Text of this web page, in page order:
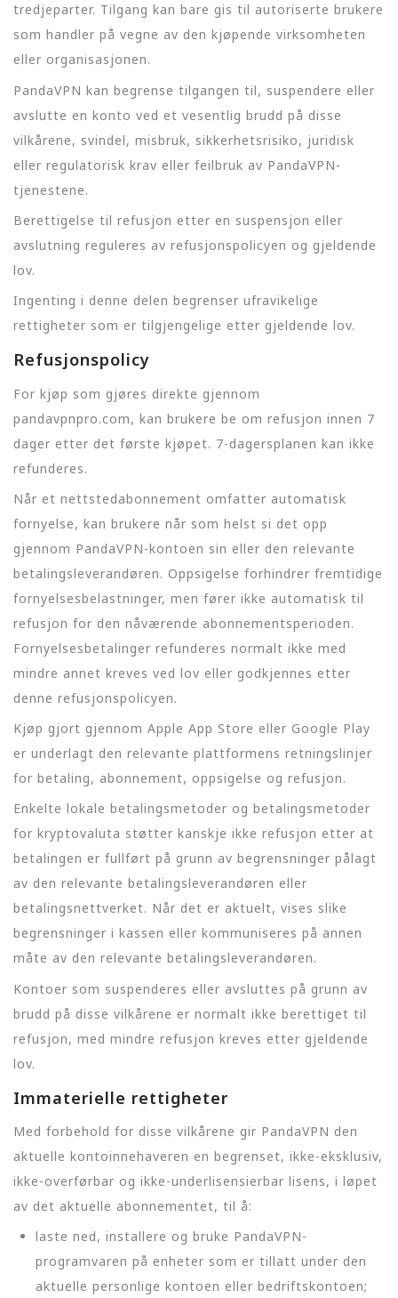
tredjeparter. Tilgang kan bare gis til autoriserte brukere
som handler på vegne av den kjøpende virksomheten
eller organisasjonen.
PandaVPN kan begrense tilgangen til, suspendere eller
avslutte en konto ved et vesentlig brudd på disse
vilkårene, svindel, misbruk, sikkerhetsrisiko, juridisk
eller regulatorisk krav eller feilbruk av PandaVPN-
tjenestene.
Berettigelse til refusjon etter en suspensjon eller
avslutning reguleres av refusjonspolicyen og gjeldende
lov.
Ingenting i denne delen begrenser ufravikelige
rettigheter som er tilgjengelige etter gjeldende lov.
Refusjonspolicy
For kjøp som gjøres direkte gjennom
pandavpnpro.com, kan brukere be om refusjon innen 7
dager etter det første kjøpet. 7-dagersplanen kan ikke
refunderes.
Når et nettstedabonnement omfatter automatisk
fornyelse, kan brukere når som helst si det opp
gjennom PandaVPN-kontoen sin eller den relevante
betalingsleverandøren. Oppsigelse forhindrer fremtidige
fornyelsesbelastninger, men fører ikke automatisk til
refusjon for den nåværende abonnementsperioden.
Fornyelsesbetalinger refunderes normalt ikke med
mindre annet kreves ved lov eller godkjennes etter
denne refusjonspolicyen.
Kjøp gjort gjennom Apple App Store eller Google Play
er underlagt den relevante plattformens retningslinjer
for betaling, abonnement, oppsigelse og refusjon.
Enkelte lokale betalingsmetoder og betalingsmetoder
for kryptovaluta støtter kanskje ikke refusjon etter at
betalingen er fullført på grunn av begrensninger pålagt
av den relevante betalingsleverandøren eller
betalingsnettverket. Når det er aktuelt, vises slike
begrensninger i kassen eller kommuniseres på annen
måte av den relevante betalingsleverandøren.
Kontoer som suspenderes eller avsluttes på grunn av
brudd på disse vilkårene er normalt ikke berettiget til
refusjon, med mindre refusjon kreves etter gjeldende
lov.
Immaterielle rettigheter
Med forbehold for disse vilkårene gir PandaVPN den
aktuelle kontoinnehaveren en begrenset, ikke-eksklusiv,
ikke-overførbar og ikke-underlisensierbar lisens, i løpet
av det aktuelle abonnementet, til å:
laste ned, installere og bruke PandaVPN-
programvaren på enheter som er tillatt under den
aktuelle personlige kontoen eller bedriftskontoen;